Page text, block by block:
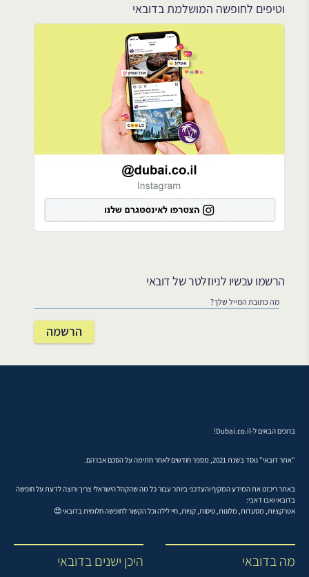
וטיפים לחופשה המושלמת בדובאי
הרשמו עכשיו לניוזלטר של דובאי
ברוכים הבאים ל-Dubai.co.il!
"אתר דובאי" נוסד בשנת 2021, מספר חודשים לאחר חתימה על הסכם אברהם.
באתר ריכזנו את המידע המקיף והעדכני ביותר עבור כל מה שהקהל הישראלי צריך ורוצה לדעת על חופשה
בדובאי ואבו דאבי:
אטרקציות, מסעדות, מלונות, טיסות, קניות, חיי לילה וכל הקשור לחופשה חלומית בדובאי 😍
מה בדובאי היכן ישנים בדובאי